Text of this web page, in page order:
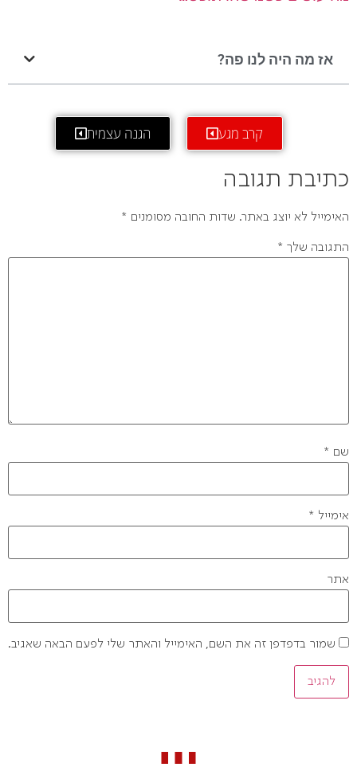
אז מה היה לנו פה?
קרב מגע הגנה עצמית
כתיבת תגובה
האימייל לא יוצג באתר. שדות החובה מסומנים *
התגובה שלך *
שם *
אימייל *
אתר
שמור בדפדפן זה את השם, האימייל והאתר שלי לפעם הבאה שאגיב.